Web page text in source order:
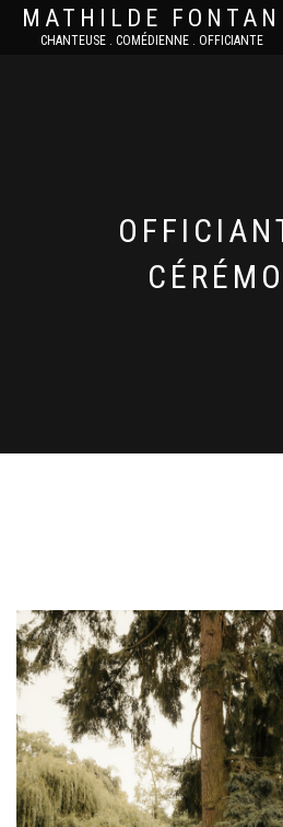
MATHILDE FONTAN
CHANTEUSE . COMÉDIENNE . OFFICIANTE